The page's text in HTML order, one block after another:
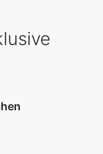
Kreditkarten
Darüber hinaus
und Stripe